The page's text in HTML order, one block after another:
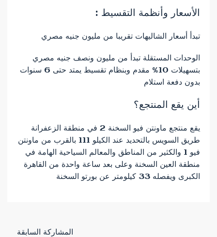
الأسعار وأنظمة التقسيط :
تبدأ أسعار الشاليهات تقريبا من مليون جنيه مصري
الوحدات المستقلة تبدأ من مليون ونصف جنيه مصري
بتسهيلات 10% مقدم وبنظام تقسيط يمتد حتى 6 سنوات
بدون دفعة استلام
أين يقع المنتجع؟
يقع منتجع ماونتن فيو السخنة 2 في منطقة الزعفرانة
طريق السويس بالتحديد عند الكيلو 111 بالقرب من ماونتن
فيو 1 والكثير من المناطق والمعالم السياحية الهامة في
منطقة العين السخنة وعلى بعد ساعة واحدة من القاهرة
الكبرى ويفصله 33 كيلومتر عن بورتو السخنة
المشاركة السابقة